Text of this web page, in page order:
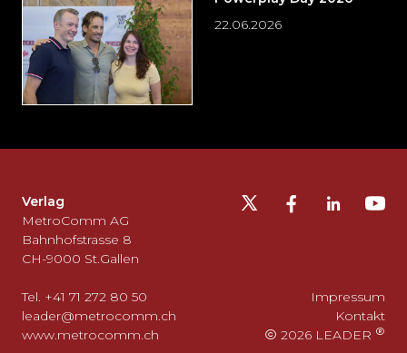
22.06.2026
auslassen
und
zurück
zum
gehen?
Verlag
MetroComm AG
Bahnhofstrasse 8
CH-9000 St.Gallen
Tel. +41 71 272 80 50
leader@metrocomm.ch
www.metrocomm.ch
Impressum
Kontakt
2026 LEADER